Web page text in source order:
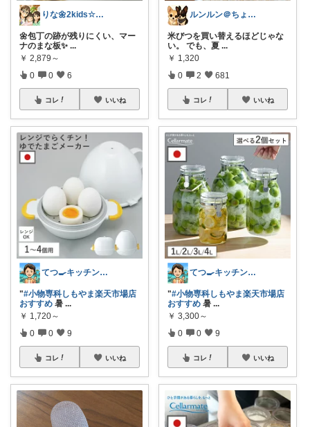
りな🌼2kids☆毎日をちょっと快適に
🌼包丁の跡が残りにくい、マー
ナのまな板✨ ...
￥ 2,879～
0 0 6
コレ いいね
てつ🍳キッチンアイテム｜アイコン変更
"#小物専科しもやま楽天市場店
おすすめ 暑 ...
￥ 1,720～
0 0 9
コレ いいね
ルンルン＠ちょいラク暮らし
米びつを買い替えるほどじゃな
い。 でも、夏 ...
￥ 1,320
0 2 681
コレ いいね
てつ🍳キッチンアイテム｜アイコン変更
"#小物専科しもやま楽天市場店
おすすめ 暑 ...
￥ 3,300～
0 0 9
コレ いいね